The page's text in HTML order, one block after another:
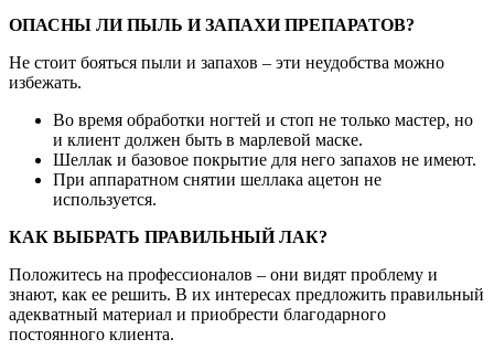
ОПАСНЫ ЛИ ПЫЛЬ И ЗАПАХИ ПРЕПАРАТОВ?
Не стоит бояться пыли и запахов – эти неудобства можно
избежать.
Во время обработки ногтей и стоп не только мастер, но
и клиент должен быть в марлевой маске.
Шеллак и базовое покрытие для него запахов не имеют.
При аппаратном снятии шеллака ацетон не
используется.
КАК ВЫБРАТЬ ПРАВИЛЬНЫЙ ЛАК?
Положитесь на профессионалов – они видят проблему и
знают, как ее решить. В их интересах предложить правильный
адекватный материал и приобрести благодарного
постоянного клиента.